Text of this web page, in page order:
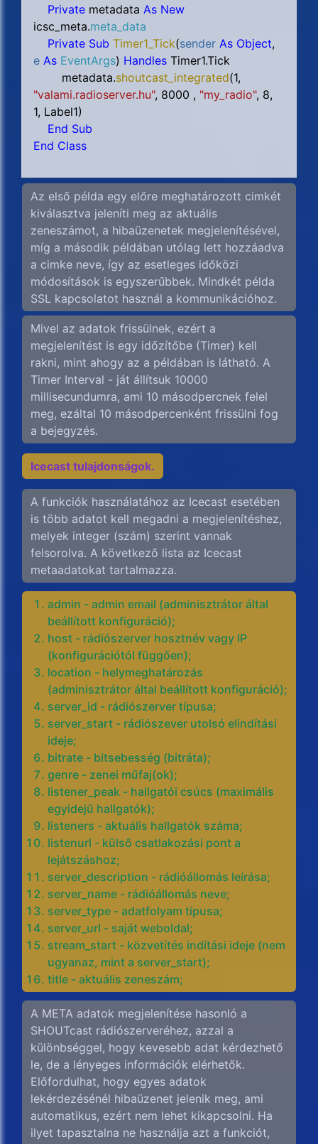
Private metadata As New
icsc_meta.meta_data
Private Sub Timer1_Tick(sender As Object,
e As EventArgs) Handles Timer1.Tick
metadata.shoutcast_integrated(1,
"valami.radioserver.hu", 8000 , "my_radio", 8,
1, Label1)
End Sub
End Class
Az első példa egy előre meghatározott cimkét
kiválasztva jeleníti meg az aktuális
zeneszámot, a hibaüzenetek megjelenítésével,
míg a második példában utólag lett hozzáadva
a cimke neve, így az esetleges időközi
módosítások is egyszerűbbek. Mindkét példa
SSL kapcsolatot használ a kommunikációhoz.
Mivel az adatok frissülnek, ezért a
megjelenítést is egy időzítőbe (Timer) kell
rakni, mint ahogy az a példában is látható. A
Timer Interval - ját állítsuk 10000
millisecundumra, ami 10 másodpercnek felel
meg, ezáltal 10 másodpercenként frissülni fog
a bejegyzés.
Icecast tulajdonságok.
A funkciók használatához az Icecast esetében
is több adatot kell megadni a megjelenítéshez,
melyek integer (szám) szerint vannak
felsorolva. A következő lista az Icecast
metaadatokat tartalmazza.
admin - admin email (adminisztrátor által
beállított konfiguráció);
host - rádiószerver hosztnév vagy IP
(konfigurációtól függően);
location - helymeghatározás
(adminisztrátor által beállított konfiguráció);
server_id - rádiószerver típusa;
server_start - rádiószever utolsó elindítási
ideje;
bitrate - bitsebesség (bitráta);
genre - zenei műfaj(ok);
listener_peak - hallgatói csúcs (maximális
egyidejű hallgatók);
listeners - aktuális hallgatók száma;
listenurl - külső csatlakozási pont a
lejátszáshoz;
server_description - rádióállomás leírása;
server_name - rádióállomás neve;
server_type - adatfolyam típusa;
server_url - saját weboldal;
stream_start - közvetítés indítási ideje (nem
ugyanaz, mint a server_start);
title - aktuális zeneszám;
A META adatok megjelenítése hasonló a
SHOUTcast rádiószerveréhez, azzal a
különbséggel, hogy kevesebb adat kérdezhető
le, de a lényeges információk elérhetők.
Előfordulhat, hogy egyes adatok
lekérdezésénél hibaüzenet jelenik meg, ami
automatikus, ezért nem lehet kikapcsolni. Ha
ilyet tapasztalna ne használja azt a funkciót,